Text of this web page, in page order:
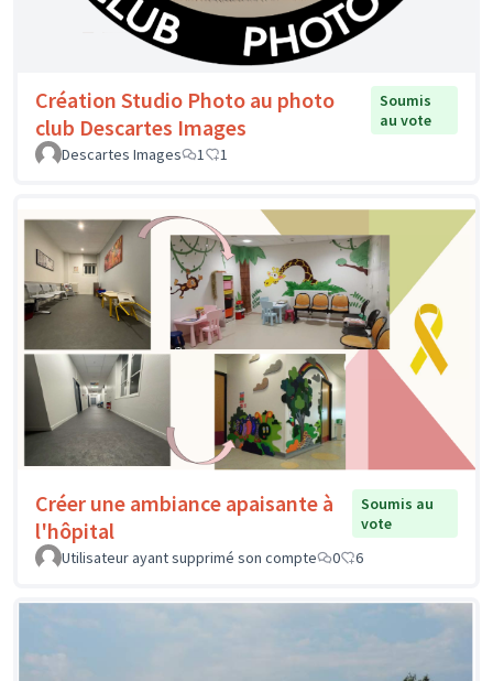
Création Studio Photo au photo
club Descartes Images
Soumis
au vote
Descartes Images
1 1
Créer une ambiance apaisante à
l'hôpital
Soumis au
vote
Utilisateur ayant supprimé son compte
0 6